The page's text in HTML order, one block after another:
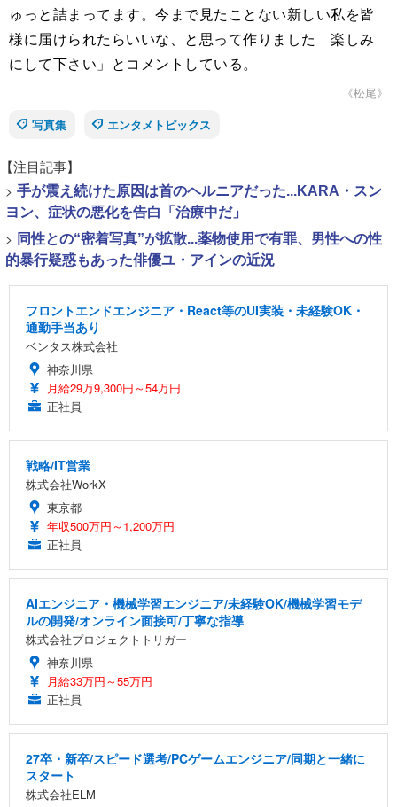
ゅっと詰まってます。今まで見たことない新しい私を皆
様に届けられたらいいな、と思って作りました 楽しみ
にして下さい」とコメントしている。
《松尾》
写真集
エンタメトピックス
【注目記事】
> 手が震え続けた原因は首のヘルニアだった...KARA・スン
ヨン、症状の悪化を告白「治療中だ」
> 同性との“密着写真”が拡散...薬物使用で有罪、男性への性
的暴行疑惑もあった俳優ユ・アインの近況
フロントエンドエンジニア・React等のUI実装・未経験OK・
通勤手当あり
ベンタス株式会社
神奈川県
月給29万9,300円～54万円
正社員
戦略/IT営業
株式会社WorkX
東京都
年収500万円～1,200万円
正社員
AIエンジニア・機械学習エンジニア/未経験OK/機械学習モデ
ルの開発/オンライン面接可/丁寧な指導
株式会社プロジェクトトリガー
神奈川県
月給33万円～55万円
正社員
27卒・新卒/スピード選考/PCゲームエンジニア/同期と一緒に
スタート
株式会社ELM